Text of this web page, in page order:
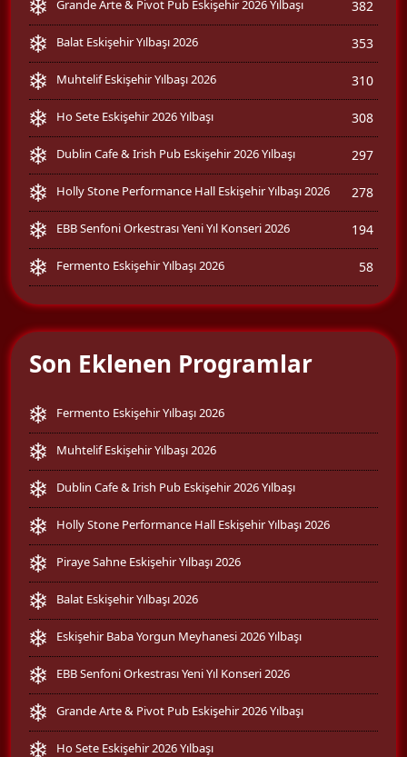
Grande Arte & Pivot Pub Eskişehir 2026 Yılbaşı 382
Balat Eskişehir Yılbaşı 2026 353
Muhtelif Eskişehir Yılbaşı 2026 310
Ho Sete Eskişehir 2026 Yılbaşı 308
Dublin Cafe & Irish Pub Eskişehir 2026 Yılbaşı 297
Holly Stone Performance Hall Eskişehir Yılbaşı 2026 278
EBB Senfoni Orkestrası Yeni Yıl Konseri 2026 194
Fermento Eskişehir Yılbaşı 2026 58
Son Eklenen Programlar
Fermento Eskişehir Yılbaşı 2026
Muhtelif Eskişehir Yılbaşı 2026
Dublin Cafe & Irish Pub Eskişehir 2026 Yılbaşı
Holly Stone Performance Hall Eskişehir Yılbaşı 2026
Piraye Sahne Eskişehir Yılbaşı 2026
Balat Eskişehir Yılbaşı 2026
Eskişehir Baba Yorgun Meyhanesi 2026 Yılbaşı
EBB Senfoni Orkestrası Yeni Yıl Konseri 2026
Grande Arte & Pivot Pub Eskişehir 2026 Yılbaşı
Ho Sete Eskişehir 2026 Yılbaşı